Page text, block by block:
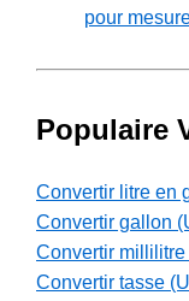
pour
Populaire
Convertir litre en
Convertir gallon
Convertir
Convertir tasse